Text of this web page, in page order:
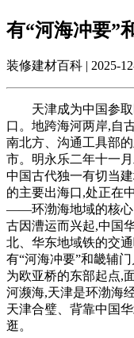
有“河海冲要”
装修建材百科 | 2025-
天津成为中国参取
口。地跨海河两岸,自
南北方、沟通工具部
市。明永乐二年十一
中国古代独一有切当
的主要出海口,处正在
——环渤海地域的核心
古因漕运而兴起,中国
北、华东地域铁的交
有“河海冲要”和畿辅
为欧亚桥的东部起点,
河濒海,天津是环渤海
天津合璧、背靠中国
逛。